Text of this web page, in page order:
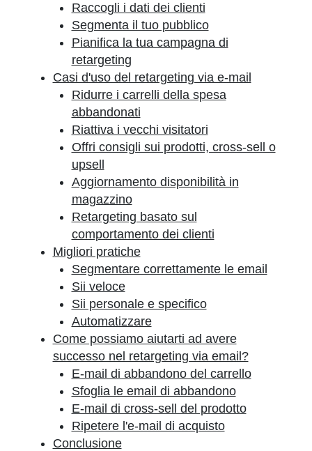
Raccogli i dati dei clienti
Segmenta il tuo pubblico
Pianifica la tua campagna di
retargeting
Casi d'uso del retargeting via e-mail
Ridurre i carrelli della spesa
abbandonati
Riattiva i vecchi visitatori
Offri consigli sui prodotti, cross-sell o
upsell
Aggiornamento disponibilità in
magazzino
Retargeting basato sul
comportamento dei clienti
Migliori pratiche
Segmentare correttamente le email
Sii veloce
Sii personale e specifico
Automatizzare
Come possiamo aiutarti ad avere
successo nel retargeting via email?
E-mail di abbandono del carrello
Sfoglia le email di abbandono
E-mail di cross-sell del prodotto
Ripetere l'e-mail di acquisto
Conclusione